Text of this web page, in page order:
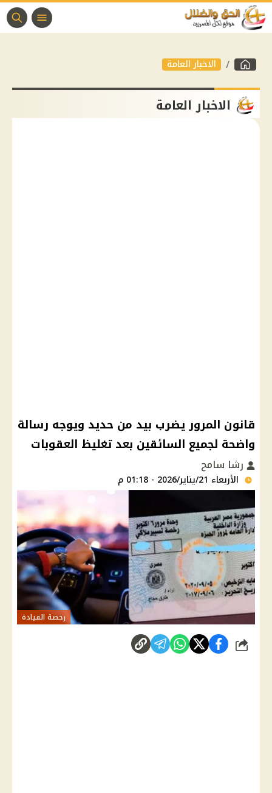
الاخبار العامة
الاخبار العامة
قانون المرور يضرب بيد من حديد ويوجه رسالة
واضحة لجميع السائقين بعد تغليظ العقوبات
رشا سامح
الأربعاء 21/يناير/2026 - 01:18 م
رخصة القيادة
شارك